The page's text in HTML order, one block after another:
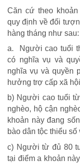
Căn cứ theo
quy định về đối
hàng tháng như sau:
a. Người cao tuổi
có nghĩa vụ và
nghĩa vụ và quyền
hưởng trợ cấp xã
b) Người cao tuổi
nghèo, hộ cận
khoản này đang
bào dân tộc thiểu
c) Người từ đủ 80
tại điểm a khoản